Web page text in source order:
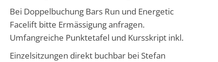
Bei Doppelbuchung Bars Run und Energetic
Facelift bitte Ermässigung anfragen.
Umfangreiche Punktetafel und Kursskript inkl.
Einzelsitzungen direkt buchbar bei Stefan